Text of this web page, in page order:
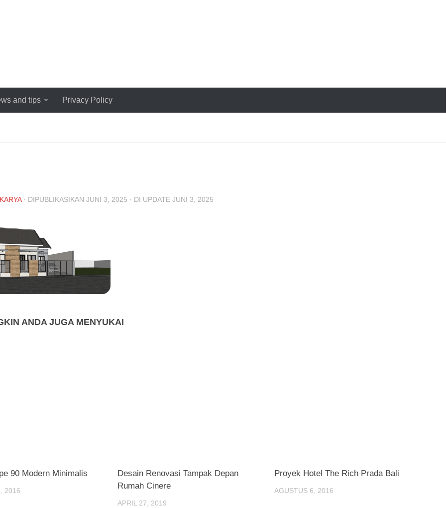
and tips Privacy Policy
· DIPUBLIKASIKAN JUNI 3, 2025 · DI UPDATE JUNI 3, 2025
ANDA JUGA MENYUKAI
90 Modern Minimalis
2016
Desain Renovasi Tampak Depan
Rumah Cinere
APRIL 27, 2019
Proyek Hotel The Rich Prada Bali
AGUSTUS 6, 2016